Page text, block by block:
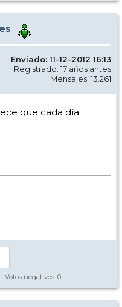
Enviado: 11-12-2012 16:13
Registrado: 17 años antes
Mensajes: 13.261
que cada día
- Votos negativos: 0